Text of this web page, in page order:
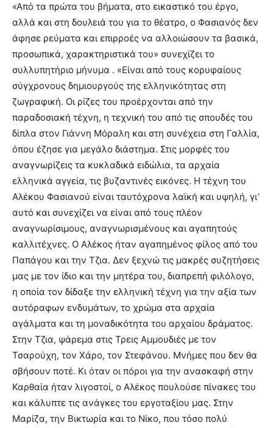
«Από τα πρώτα του βήματα, στο εικαστικό του έργο,
αλλά και στη δουλειά του για το θέατρο, ο Φασιανός δεν
άφησε ρεύματα και επιρροές να αλλοιώσουν τα βασικά,
προσωπικά, χαρακτηριστικά του» συνεχίζει το
συλλυπητήριο μήνυμα . «Είναι από τους κορυφαίους
σύγχρονους δημιουργούς της ελληνικότητας στη
ζωγραφική. Οι ρίζες του προέρχονται από την
παραδοσιακή τέχνη, η τεχνική του από τις σπουδές του
δίπλα στον Γιάννη Μόραλη και στη συνέχεια στη Γαλλία,
όπου έζησε για μεγάλο διάστημα. Στις μορφές του
αναγνωρίζεις τα κυκλαδικά ειδώλια, τα αρχαία
ελληνικά αγγεία, τις βυζαντινές εικόνες. Η τέχνη του
Αλέκου Φασιανού είναι ταυτόχρονα λαϊκή και υψηλή, γι’
αυτό και συνεχίζει να είναι από τους πλέον
αναγνωρίσιμους, αναγνωρισμένους και αγαπητούς
καλλιτέχνες. Ο Αλέκος ήταν αγαπημένος φίλος από του
Παπάγου και την Τζια. Δεν ξεχνώ τις μακρές συζητήσεις
μας με τον ίδιο και την μητέρα του, διαπρεπή φιλόλογο,
η οποία τον δίδαξε την ελληνική τέχνη για την αξία των
αυτόραφων ενδυμάτων, το χρώμα στα αρχαία
αγάλματα και τη μοναδικότητα του αρχαίου δράματος.
Στην Τζια, ψάρεμα στις Τρεις Αμμουδιές με τον
Τσαρούχη, τον Χάρο, τον Στεφάνου. Μνήμες που δεν θα
σβήσουν ποτέ. Κι όταν οι πόροι για την ανασκαφή στην
Καρθαία ήταν λιγοστοί, ο Αλέκος πουλούσε πίνακες του
και κάλυπτε τις ανάγκες του εργοταξίου μας. Στην
Μαρίζα, την Βικτωρία και το Νίκο, που τόσο πολύ